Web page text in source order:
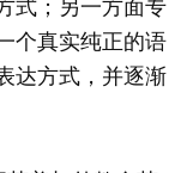
式；另一方面专
个真实纯正的语
达方式，并逐渐